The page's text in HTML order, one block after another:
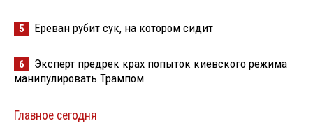
5 Ереван рубит сук, на котором сидит
6
Эксперт предрек крах попыток киевского режима
манипулировать Трампом
Главное сегодня